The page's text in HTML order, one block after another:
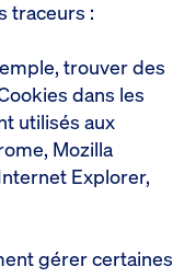
traceurs :
trouver des
dans les
utilisés aux
Mozilla
Explorer,
gérer certaines